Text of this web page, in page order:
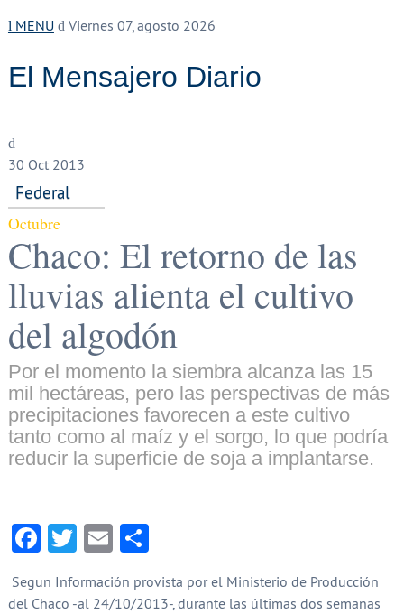
MENU Viernes 07, agosto 2026
El Mensajero Diario
30 Oct 2013
Federal
Octubre
Chaco: El retorno de las
lluvias alienta el cultivo
del algodón
Por el momento la siembra alcanza las 15
mil hectáreas, pero las perspectivas de más
precipitaciones favorecen a este cultivo
tanto como al maíz y el sorgo, lo que podría
reducir la superficie de soja a implantarse.
Facebook
Twitter
EmailCompartir
Segun Información provista por el Ministerio de Producción
del Chaco -al 24/10/2013-, durante las últimas dos semanas